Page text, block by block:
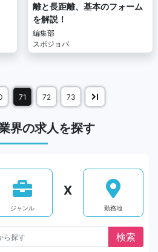
離と長距離、基本のフォーム
を解説！
編集部
スポジョバ
71 72 73
界の求人を探す
ジャンル
X
勤務地